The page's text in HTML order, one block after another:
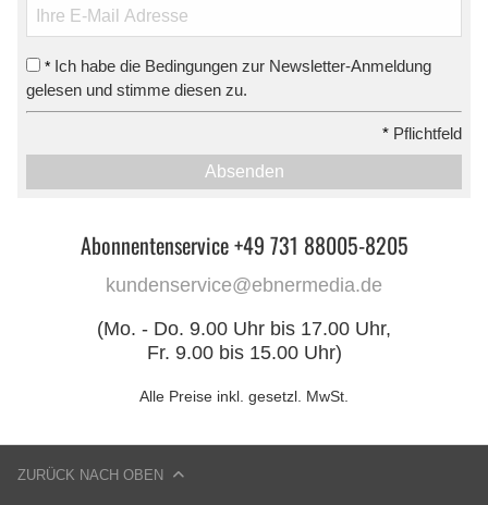
* Ich habe die Bedingungen zur Newsletter-Anmeldung
gelesen und stimme diesen zu.
* Pflichtfeld
Absenden
Abonnentenservice +49 731 88005-8205
kundenservice@ebnermedia.de
(Mo. - Do. 9.00 Uhr bis 17.00 Uhr,
Fr. 9.00 bis 15.00 Uhr)
Alle Preise inkl. gesetzl. MwSt.
ZURÜCK NACH OBEN